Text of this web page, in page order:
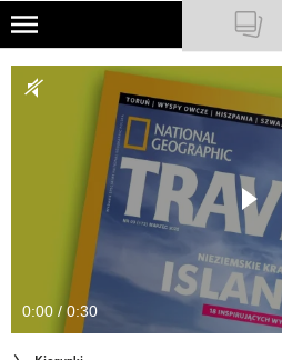
Skip
main
NATIONAL GEOGRAPHIC
TRAVELER
PODCASTY
Newsletter
Cuda Polski
0:00 / 0:30